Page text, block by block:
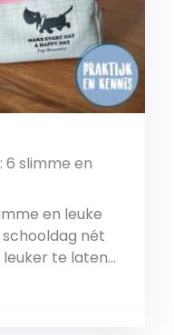
6 slimme en
en leuke
nét
te laten